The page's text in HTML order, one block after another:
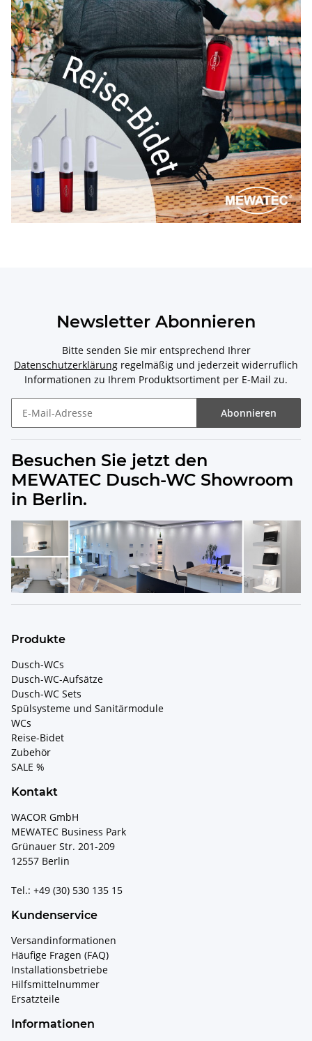
Newsletter Abonnieren
Bitte senden Sie mir entsprechend Ihrer
Datenschutzerklärung regelmäßig und jederzeit widerruflich
Informationen zu Ihrem Produktsortiment per E-Mail zu.
Abonnieren
Besuchen Sie jetzt den
MEWATEC Dusch-WC Showroom
in Berlin.
Produkte
Dusch-WCs
Dusch-WC-Aufsätze
Dusch-WC Sets
Spülsysteme und Sanitärmodule
WCs
Reise-Bidet
Zubehör
SALE %
Kontakt
WACOR GmbH
MEWATEC Business Park
Grünauer Str. 201-209
12557 Berlin
Tel.: +49 (30) 530 135 15
Kundenservice
Versandinformationen
Häufige Fragen (FAQ)
Installationsbetriebe
Hilfsmittelnummer
Ersatzteile
Informationen